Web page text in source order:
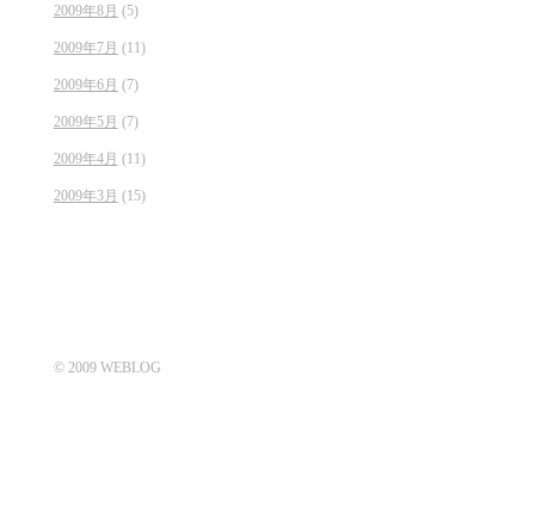
2009年8月 (5)
2009年7月 (11)
2009年6月 (7)
2009年5月 (7)
2009年4月 (11)
2009年3月 (15)
© 2009 WEBLOG